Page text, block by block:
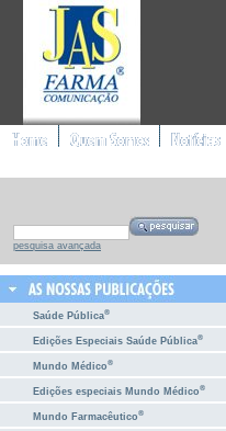
pesquisa avançada
Saúde Pública®
Edições Especiais Saúde Pública®
Mundo Médico®
Edições especiais Mundo Médico®
Mundo Farmacêutico®